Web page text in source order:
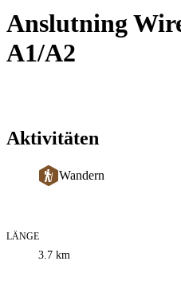
Anslutning
A1/A2
Aktivitäten
Wandern
Informationen
zum
LÄNGE
3.7 km